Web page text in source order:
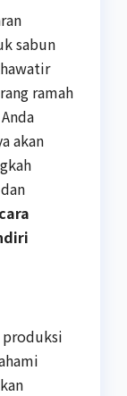
sabun
ramah
akan
cara